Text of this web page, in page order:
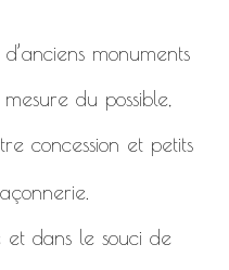
monuments
du possible,
concession et petits
et dans le souci de